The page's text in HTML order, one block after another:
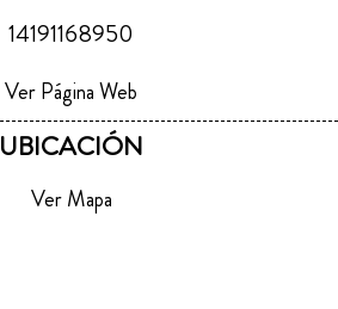
14191168950
Ver Página Web
UBICACIÓN
Ver Mapa